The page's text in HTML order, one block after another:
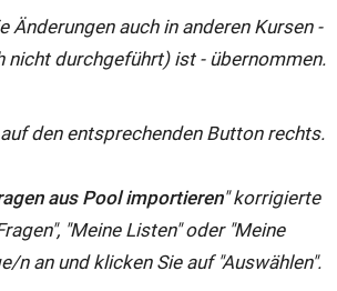
Änderungen auch in anderen Kursen -
nicht durchgeführt) ist - übernommen.
den entsprechenden Button rechts.
aus Pool importieren" korrigierte
"Meine Listen" oder "Meine
n an und klicken Sie auf "Auswählen".